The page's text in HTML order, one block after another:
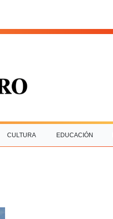
CULTURA EDUCACIÓN